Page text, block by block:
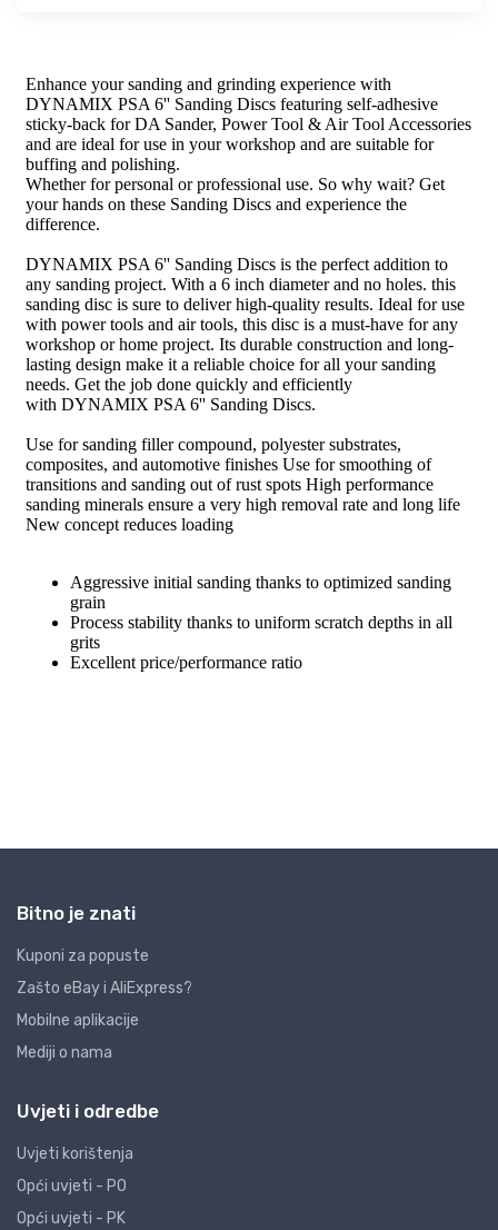
Bitno je znati
Kuponi za popuste
Zašto eBay i AliExpress?
Mobilne aplikacije
Mediji o nama
Uvjeti i odredbe
Uvjeti korištenja
Opći uvjeti - PO
Opći uvjeti - PK